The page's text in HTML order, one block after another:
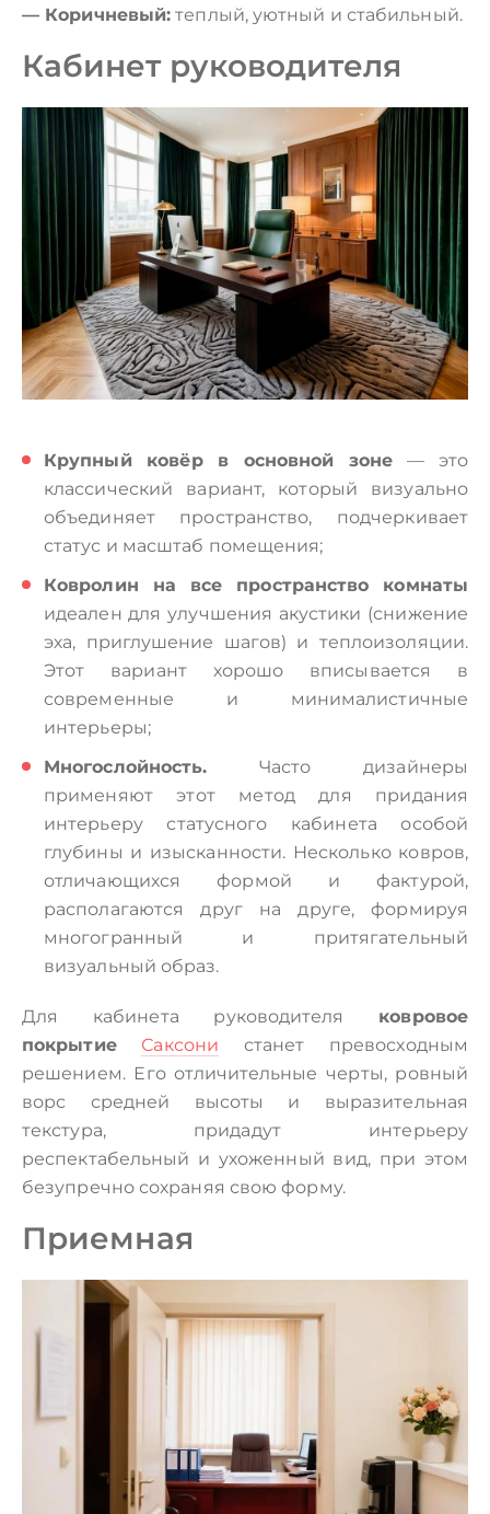
— Коричневый: теплый, уютный и стабильный.
Кабинет руководителя
Крупный ковёр в основной зоне — это
классический вариант, который визуально
объединяет пространство, подчеркивает
статус и масштаб помещения;
Ковролин на все пространство комнаты
идеален для улучшения акустики (снижение
эха, приглушение шагов) и теплоизоляции.
Этот вариант хорошо вписывается в
современные и минималистичные
интерьеры;
Многослойность. Часто дизайнеры
применяют этот метод для придания
интерьеру статусного кабинета особой
глубины и изысканности. Несколько ковров,
отличающихся формой и фактурой,
располагаются друг на друге, формируя
многогранный и притягательный
визуальный образ.
Для кабинета руководителя ковровое
покрытие
Саксони станет превосходным
решением. Его отличительные черты, ровный
ворс средней высоты и выразительная
текстура, придадут интерьеру
респектабельный и ухоженный вид, при этом
безупречно сохраняя свою форму.
Приемная